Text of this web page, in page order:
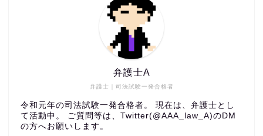
弁護士｜司法試験一発合格者
弁護士A
令和元年の司法試験一発合格者。 現在は、弁護士とし
て活動中。 ご質問等は、Twitter(@AAA_law_A)のDM
の方へお願いします。